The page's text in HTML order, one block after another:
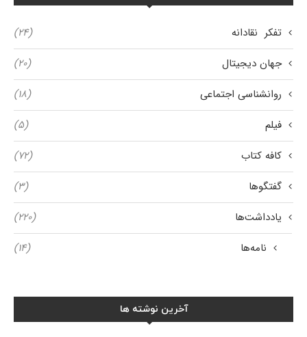
تفکر نقادانه
(۲۴)
جهان دیجیتال
(۲۰)
روانشناسی اجتماعی
(۱۸)
فیلم
(۵)
کافه کتاب
(۷۲)
گفتگوها
(۳)
یادداشت‌ها
(۲۲۰)
نامه‌ها
(۱۴)
آخرین نوشته ها